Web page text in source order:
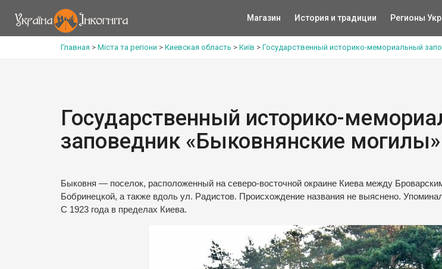
Магазин История и традиции Регионы
Главная > Міста та регіони > Киевская область > Київ > Государственный историко-мемориальный
Государственный историко-
заповедник «Быковнянские могилы»
Быковня — поселок, расположенный на северо-восточной окраине Киева между
Бобринецкой, а также вдоль ул. Радистов. Происхождение названия не выяснено.
С 1923 года в пределах Киева.